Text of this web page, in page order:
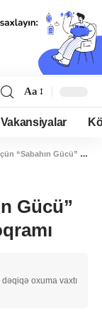
Aa
Vakansiyalar
Gücü” istedadların inkişafı proqramı
Gücü”
dəqiqə oxuma vaxtı